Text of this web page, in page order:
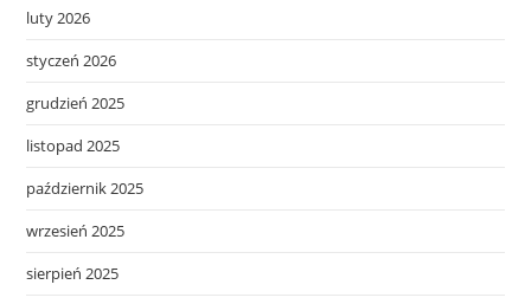
luty 2026
styczeń 2026
grudzień 2025
listopad 2025
październik 2025
wrzesień 2025
sierpień 2025